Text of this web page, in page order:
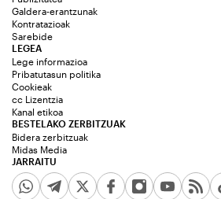
Galdera-erantzunak
Kontratazioak
Sarebide
JARRAITU
LEGEA
Lege informazioa
Pribatutasun politika
Cookieak
cc Lizentzia
Kanal etikoa
BESTELAKO ZERBITZUAK
Bidera zerbitzuak
Midas Media